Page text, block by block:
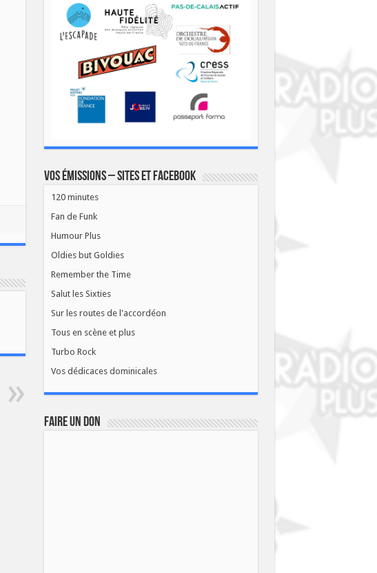
Vos émissions – Sites et Facebook
120 minutes
Fan de Funk
Humour Plus
Oldies but Goldies
Remember the Time
Salut les Sixties
Sur les routes de l'accordéon
Tous en scène et plus
Turbo Rock
Vos dédicaces dominicales
FAIRE UN DON